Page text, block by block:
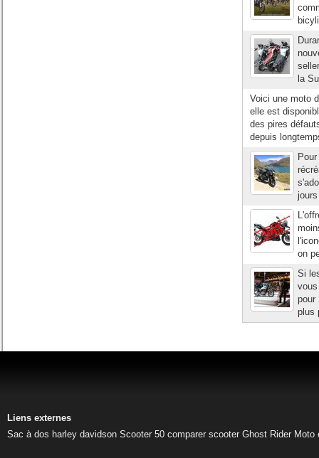
la
Voici une moto
elle est
des pires
depuis
on
Si
pour
plus
Liens externes
Sac à dos harley davidson Scooter 50 comparer scooter Ghost Rider Moto